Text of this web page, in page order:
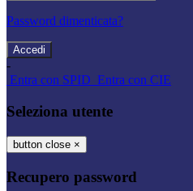
Password dimenticata?
-
Entra con SPID Entra con CIE
Seleziona utente
button close ×
Recupero password